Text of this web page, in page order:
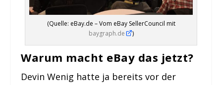
(Quelle: eBay.de – Vom eBay SellerCouncil mit
baygraph.de
)
Warum macht eBay das jetzt?
Devin Wenig hatte ja bereits vor der